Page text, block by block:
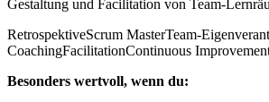
Gestaltung und Facilitation von Team-
RetrospektiveScrum MasterTeam-
CoachingFacilitationContinuous
Besonders wertvoll, wenn du: